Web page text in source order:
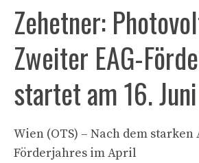
Zehetner:
Zweiter EAG-
startet am 16. Juni
Wien (OTS) – Nach dem starken
Förderjahres im April